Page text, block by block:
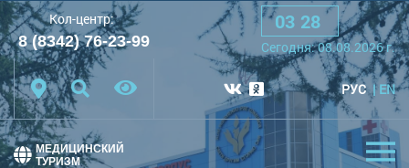
Шрифт: A A A
Цветовая схема: Черная схема
Обычный сайт
Кол-центр:
8 (8342) 76-23-99
03 28
Сегодня:08.08.2026г.
РУС EN
МЕДИЦИНСКИЙ
ТУРИЗМ